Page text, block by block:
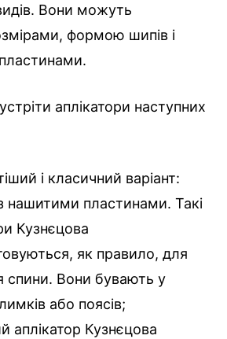
Вони можуть
формою шипів і
аплікатори наступних
і класичний варіант:
нашитими пластинами. Такі
Кузнєцова
як правило, для
спини. Вони бувають у
або поясів;
аплікатор Кузнєцова